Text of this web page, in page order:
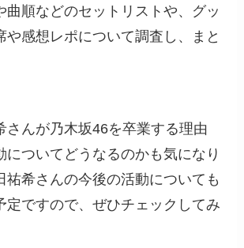
曲順などのセットリストや、グッ
や感想レポについて調査し、まと
さんが乃木坂46を卒業する理由
についてどうなるのかも気になり
祐希さんの今後の活動についても
定ですので、ぜひチェックしてみ